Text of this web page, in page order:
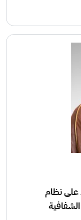
على نظام